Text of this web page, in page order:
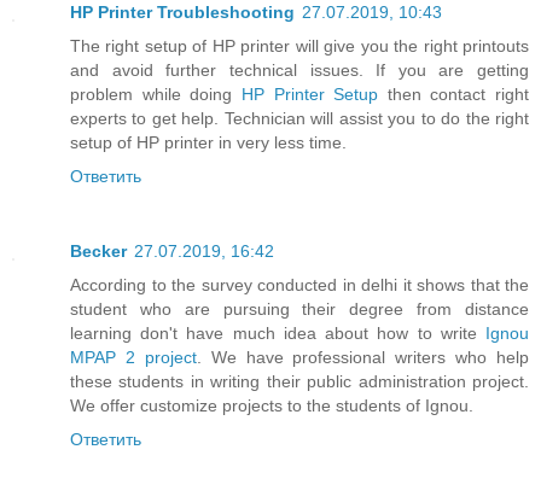
HP Printer Troubleshooting 27.07.2019, 10:43
The right setup of HP printer will give you the right printouts
and avoid further technical issues. If you are getting
problem while doing HP Printer Setup then contact right
experts to get help. Technician will assist you to do the right
setup of HP printer in very less time.
Ответить
Becker 27.07.2019, 16:42
According to the survey conducted in delhi it shows that the
student who are pursuing their degree from distance
learning don't have much idea about how to write Ignou
MPAP 2 project. We have professional writers who help
these students in writing their public administration project.
We offer customize projects to the students of Ignou.
Ответить